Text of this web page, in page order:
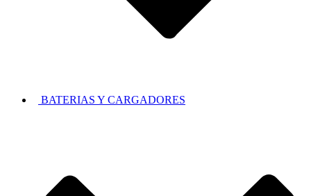
BATERIAS Y CARGADORES